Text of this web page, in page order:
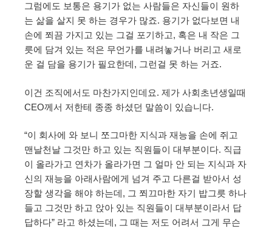
그럼에도 보통은 용기가 없는 사람들은 자신들이 원하
는 삶을 살지 못 하는 경우가 많죠. 용기가 없다보면 내
손에 쬐끔 가지고 있는 그걸 포기하고, 혹은 내 작은 그
릇에 담겨 있는 적은 무언가를 내려놓거나 버리고 새로
운 걸 담을 용기가 필요한데, 그런걸 못 하는 거죠.
이건 조직에서도 마찬가지인데요. 제가 사회초년생일때
CEO께서 저한테 종종 하셨던 말씀이 있습니다.
“이 회사에 와 보니 쪼그마한 지식과 재능을 손에 쥐고
맨날천날 그것만 하고 있는 직원들이 대부분이다. 직급
이 올라가고 연차가 올라가면 그 얼마 안 되는 지식과 자
신의 재능을 아래사람에게 넘겨 주고 다른걸 받아서 성
장할 생각을 해야 하는데, 그 쬐끄마한 자기 밥그릇 하나
들고 그것만 하고 앉아 있는 직원들이 대부분이라서 답
답하다” 라고 하셨는데, 그 때는 저도 어려서 그게 무슨